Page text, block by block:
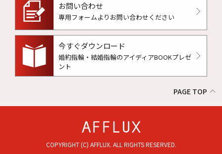
お問い合わせ
専用フォームよりお問い合わせください
今すぐダウンロード
婚約指輪・結婚指輪のアイディアBOOKプレゼ
ント
PAGE TOP
COPYRIGHT (C) AFFLUX. ALL RIGHTS RESERVED.